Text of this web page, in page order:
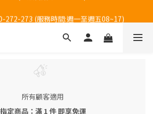
272-273 (服務時間:週一至週五08~17)
所有顧客適用
指定商品：滿 1 件 即享免運